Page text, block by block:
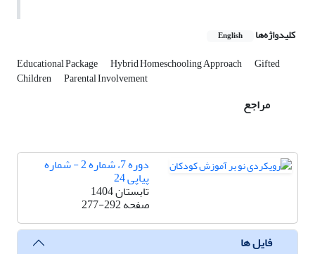
کلیدواژه‌ها English
Educational Package Hybrid Homeschooling Approach Gifted
Children Parental Involvement
مراجع
دوره 7، شماره 2 - شماره
پیاپی 24
تابستان 1404
صفحه277-292
فایل ها